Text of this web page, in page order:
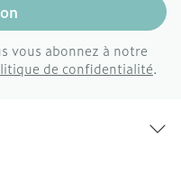
vous abonnez à notre
de confidentialité.